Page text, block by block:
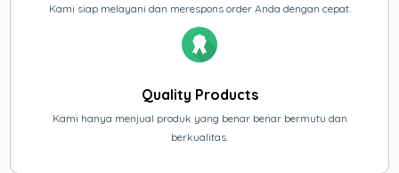
Kami siap melayani dan merespons order Anda dengan cepat.
Quality Products
Kami hanya menjual produk yang benar benar bermutu dan
berkualitas.